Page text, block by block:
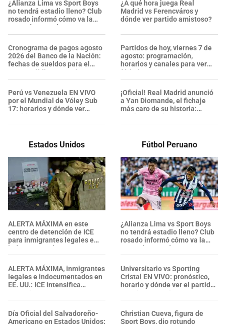
¿Alianza Lima vs Sport Boys
no tendrá estadio lleno? Club
rosado informó cómo va la
venta de entradas
Cronograma de pagos agosto
2026 del Banco de la Nación:
fechas de sueldos para el
sector público y pensiones
Perú vs Venezuela EN VIVO
por el Mundial de Vóley Sub
17: horarios y dónde ver
partido
¿A qué hora juega Real
Madrid vs Ferencváros y
dónde ver partido amistoso?
Partidos de hoy, viernes 7 de
agosto: programación,
horarios y canales para ver
fútbol GRATIS
¡Oficial! Real Madrid anunció
a Yan Diomande, el fichaje
más caro de su historia:
¿Cuánto pagó?
Estados Unidos
ALERTA MÁXIMA en este
centro de detención de ICE
para inmigrantes legales e
indocumentados en EE. UU.:
SALVADOREÑO falleció tras
sufrir una "emergencia
médica"
ALERTA MÁXIMA, inmigrantes
legales e indocumentados en
EE. UU.: ICE intensifica
operativos en aeropuertos y
arresta a NUMEROSOS
EXTRANJEROS en un solo día
Día Oficial del Salvadoreño-
Americano en Estados Unidos:
Fútbol Peruano
¿Alianza Lima vs Sport Boys
no tendrá estadio lleno? Club
rosado informó cómo va la
venta de entradas
Universitario vs Sporting
Cristal EN VIVO: pronóstico,
horario y dónde ver el partido
por el Torneo Clausura 2026
Christian Cueva, figura de
Sport Boys, dio rotundo